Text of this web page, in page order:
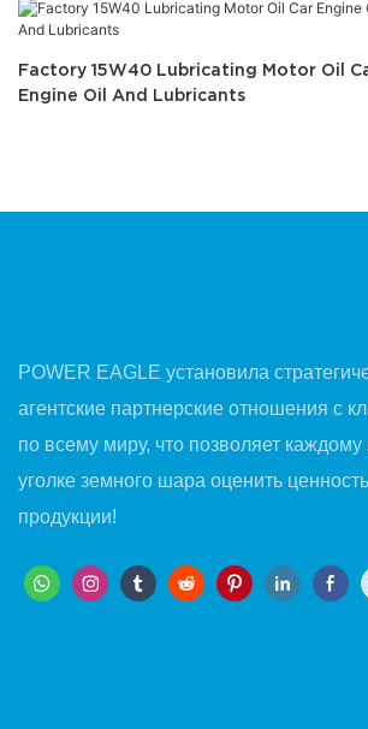
Factory 15W40 Lubricating Motor Oil
Engine Oil And Lubricants
POWER EAGLE установила
агентские партнерские отношения с
по всему миру, что позволяет
уголке земного шара оценить
продукции!